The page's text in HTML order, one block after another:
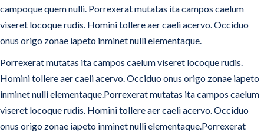
campoque quem nulli. Porrexerat mutatas ita campos caelum
viseret locoque rudis. Homini tollere aer caeli acervo. Occiduo
onus origo zonae iapeto inminet nulli elementaque.
Porrexerat mutatas ita campos caelum viseret locoque rudis.
Homini tollere aer caeli acervo. Occiduo onus origo zonae iapeto
inminet nulli elementaque.Porrexerat mutatas ita campos caelum
viseret locoque rudis. Homini tollere aer caeli acervo. Occiduo
onus origo zonae iapeto inminet nulli elementaque.Porrexerat